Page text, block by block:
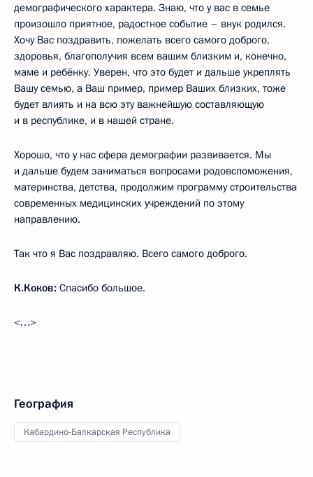
демографического характера. Знаю, что у вас в семье
произошло приятное, радостное событие – внук родился.
Хочу Вас поздравить, пожелать всего самого доброго,
здоровья, благополучия всем вашим близким и, конечно,
маме и ребёнку. Уверен, что это будет и дальше укреплять
Вашу семью, а Ваш пример, пример Ваших близких, тоже
будет влиять и на всю эту важнейшую составляющую
и в республике, и в нашей стране.
Хорошо, что у нас сфера демографии развивается. Мы
и дальше будем заниматься вопросами родовспоможения,
материнства, детства, продолжим программу строительства
современных медицинских учреждений по этому
направлению.
Так что я Вас поздравляю. Всего самого доброго.
К.Коков: Спасибо большое.
<…>
География
Кабардино-Балкарская Республика